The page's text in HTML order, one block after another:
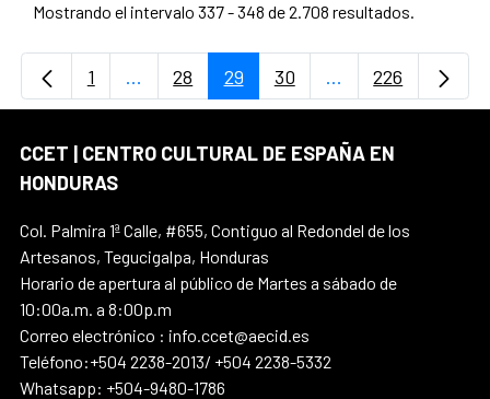
Mostrando el intervalo 337 - 348 de 2.708 resultados.
Página
1 ...Páginas intermedias Use TAB para
Página
28 Página
29 Página
30 ...PáginasPágina
226
CCET | CENTRO CULTURAL DE ESPAÑA EN
HONDURAS
Col. Palmira 1ª Calle, #655, Contiguo al Redondel de los
Artesanos, Tegucigalpa, Honduras
Horario de apertura al público de Martes a sábado de
10:00a.m. a 8:00p.m
Correo electrónico : info.ccet@aecid.es
Teléfono:+504 2238-2013/ +504 2238-5332
Whatsapp: +504-9480-1786